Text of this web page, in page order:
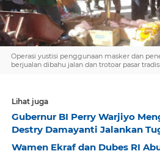
Operasi yustisi penggunaan masker dan
berjualan dibahu jalan dan trotoar pasar
Lihat juga
Gubernur BI Perry Warjiyo
Destry Damayanti Jalankan
Wamen Ekraf dan Dubes RI